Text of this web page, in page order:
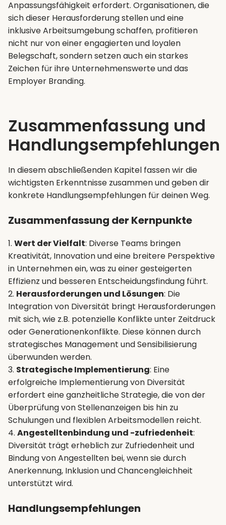
Anpassungsfähigkeit erfordert. Organisationen, die
sich dieser Herausforderung stellen und eine
inklusive Arbeitsumgebung schaffen, profitieren
nicht nur von einer engagierten und loyalen
Belegschaft, sondern setzen auch ein starkes
Zeichen für ihre Unternehmenswerte und das
Employer Branding.
Zusammenfassung und
Handlungsempfehlungen
In diesem abschließenden Kapitel fassen wir die
wichtigsten Erkenntnisse zusammen und geben dir
konkrete Handlungsempfehlungen für deinen Weg.
Zusammenfassung der Kernpunkte
1. Wert der Vielfalt: Diverse Teams bringen
Kreativität, Innovation und eine breitere Perspektive
in Unternehmen ein, was zu einer gesteigerten
Effizienz und besseren Entscheidungsfindung führt.
2. Herausforderungen und Lösungen: Die
Integration von Diversität bringt Herausforderungen
mit sich, wie z.B. potenzielle Konflikte unter Zeitdruck
oder Generationenkonflikte. Diese können durch
strategisches Management und Sensibilisierung
überwunden werden.
3. Strategische Implementierung: Eine
erfolgreiche Implementierung von Diversität
erfordert eine ganzheitliche Strategie, die von der
Überprüfung von Stellenanzeigen bis hin zu
Schulungen und flexiblen Arbeitsmodellen reicht.
4. Angestelltenbindung und -zufriedenheit:
Diversität trägt erheblich zur Zufriedenheit und
Bindung von Angestellten bei, wenn sie durch
Anerkennung, Inklusion und Chancengleichheit
unterstützt wird.
Handlungsempfehlungen